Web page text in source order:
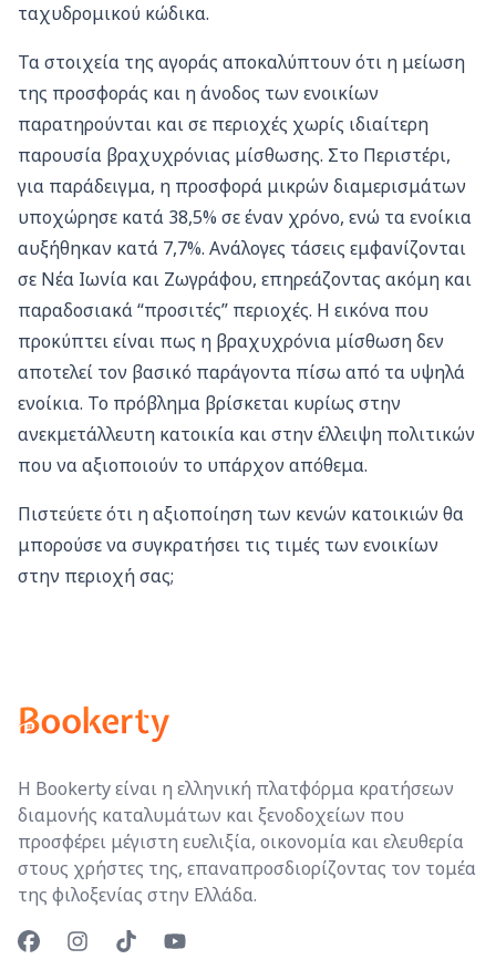
ταχυδρομικού κώδικα.
Τα στοιχεία της αγοράς αποκαλύπτουν ότι η μείωση
της προσφοράς και η άνοδος των ενοικίων
παρατηρούνται και σε περιοχές χωρίς ιδιαίτερη
παρουσία βραχυχρόνιας μίσθωσης. Στο Περιστέρι,
για παράδειγμα, η προσφορά μικρών διαμερισμάτων
υποχώρησε κατά 38,5% σε έναν χρόνο, ενώ τα ενοίκια
αυξήθηκαν κατά 7,7%. Ανάλογες τάσεις εμφανίζονται
σε Νέα Ιωνία και Ζωγράφου, επηρεάζοντας ακόμη και
παραδοσιακά “προσιτές” περιοχές. Η εικόνα που
προκύπτει είναι πως η βραχυχρόνια μίσθωση δεν
αποτελεί τον βασικό παράγοντα πίσω από τα υψηλά
ενοίκια. Το πρόβλημα βρίσκεται κυρίως στην
ανεκμετάλλευτη κατοικία και στην έλλειψη πολιτικών
που να αξιοποιούν το υπάρχον απόθεμα.
Πιστεύετε ότι η αξιοποίηση των κενών κατοικιών θα
μπορούσε να συγκρατήσει τις τιμές των ενοικίων
στην περιοχή σας;
Η Bookerty είναι η ελληνική πλατφόρμα κρατήσεων
διαμονής καταλυμάτων και ξενοδοχείων που
προσφέρει μέγιστη ευελιξία, οικονομία και ελευθερία
στους χρήστες της, επαναπροσδιορίζοντας τον τομέα
της φιλοξενίας στην Ελλάδα.